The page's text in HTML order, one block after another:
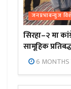
जनप्रभाबन्युज
सिरहा–२ मा
सामूहिक
6